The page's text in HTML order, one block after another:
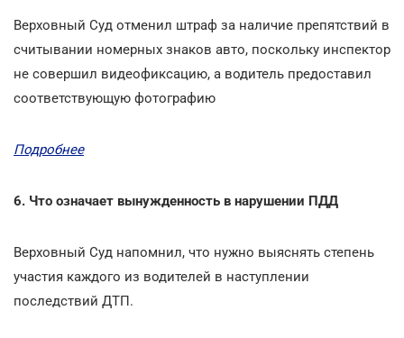
Верховный Суд отменил штраф за наличие препятствий в
считывании номерных знаков авто, поскольку инспектор
не совершил видеофиксацию, а водитель предоставил
соответствующую фотографию
Подробнее
6. Что означает вынужденность в нарушении ПДД
Верховный Cуд напомнил, что нужно выяснять степень
участия каждого из водителей в наступлении
последствий ДТП.